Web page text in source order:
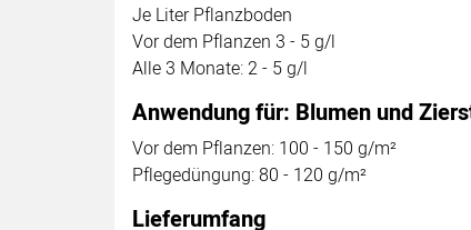
Je Liter Pflanzboden
Vor dem Pflanzen 3 - 5 g/l
Alle 3 Monate: 2 - 5 g/l
Anwendung für: Blumen und
Vor dem Pflanzen: 100 - 150 g/m²
Pflegedüngung: 80 - 120 g/m²
Lieferumfang